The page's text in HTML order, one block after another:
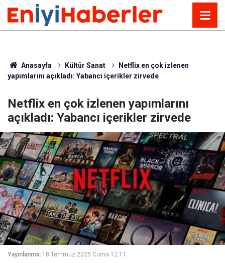
Anasayfa Kültür Sanat
Netflix en çok izlenen
yapımlarını açıkladı: Yabancı içerikler zirvede
Netflix en çok izlenen yapımlarını
açıkladı: Yabancı içerikler zirvede
Yayınlanma: 18 Temmuz 2025 Cuma 12:11